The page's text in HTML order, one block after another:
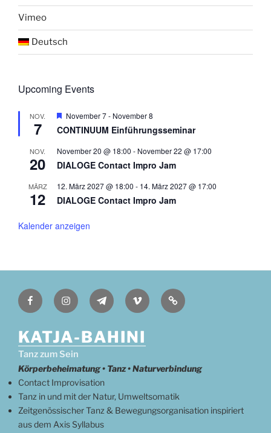
Vimeo
Deutsch
Upcoming Events
NOV.
7
H
e
r
o
r
e
h
o
n
November 7- November 8
CONTINUUM Einführungsseminar
NOV.
20
November 20 @ 18:00 - November 22 @ 17:00
DIALOGE Contact Impro Jam
MÄRZ
12
12. März 2027 @ 18:00 - 14. März 2027 @ 17:00
DIALOGE Contact Impro Jam
Kalender anzeigen
FacebookInstagramTelegramVimeo Deutsch
KATJA-BAHINI
Tanz zum Sein
Körperbeheimatung • Tanz • Naturverbindung
Contact Improvisation
Tanz in und mit der Natur, Umweltsomatik
Zeitgenössischer Tanz & Bewegungsorganisation inspiriert
aus dem Axis Syllabus